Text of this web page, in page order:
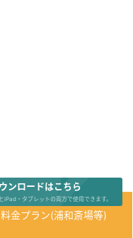
料金プラン(浦和斎場等)
ンロードはこちら
iPad・タブレットの両方で使用できます。